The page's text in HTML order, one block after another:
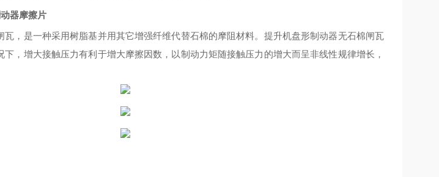
器摩擦片
，是一种采用树脂基并用其它增强纤维代替石棉的摩阻材料。 提升机盘形制动器无石棉闸瓦
，增大接触压力有利于增大摩擦因数，以制动力矩随接触压力的增大而呈非线性规律增长，